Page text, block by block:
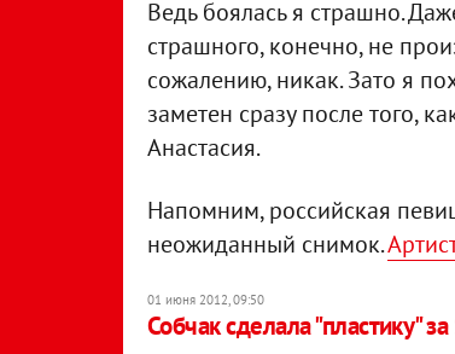
Ведь боялась я страшно.
страшного, конечно, не
сожалению, никак. Зато я
заметен сразу после того,
Анастасия.
Напомним, российская
неожиданный снимок.
01 июня 2012, 09:50
Собчак сделала "пластику"